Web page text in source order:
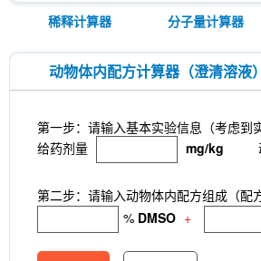
稀释计算器 分子量计算器
动物体内配方计算器（澄清溶液）
第一步：请输入基本实验信息（考虑到
给药剂量
mg/kg
第二步：请输入动物体内配方组成（配
% DMSO +